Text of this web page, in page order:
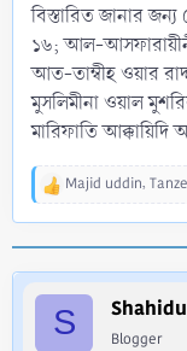
বিস্তারিত জানার
১৬; আল-
আত-তাম্বীহ ওয়ার
মুসলিমীনা ওয়াল
মারিফাতি
R
t
i
Majid uddin,
S Blogger